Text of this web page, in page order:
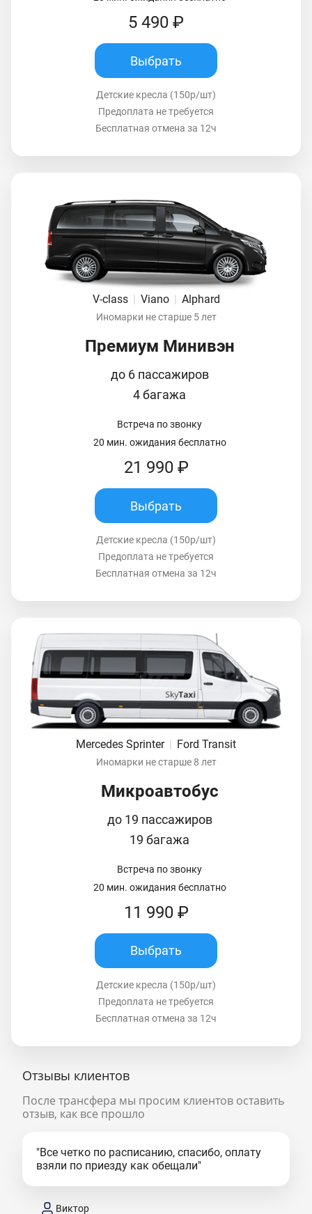
5 490 ₽
Выбрать
Детские кресла (150р/шт)
Предоплата не требуется
Бесплатная отмена за 12ч
V-class | Viano | Alphard
Иномарки не старше 5 лет
Премиум Минивэн
до 6 пассажиров
4 багажа
Встреча по звонку
20 мин. ожидания бесплатно
21 990 ₽
Выбрать
Детские кресла (150р/шт)
Предоплата не требуется
Бесплатная отмена за 12ч
Mercedes Sprinter | Ford Transit
Иномарки не старше 8 лет
Микроавтобус
до 19 пассажиров
19 багажа
Встреча по звонку
20 мин. ожидания бесплатно
11 990 ₽
Выбрать
Детские кресла (150р/шт)
Предоплата не требуется
Бесплатная отмена за 12ч
Отзывы клиентов
После трансфера мы просим клиентов оставить
отзыв, как все прошло
"Все четко по расписанию, спасибо, оплату
взяли по приезду как обещали"
Виктор